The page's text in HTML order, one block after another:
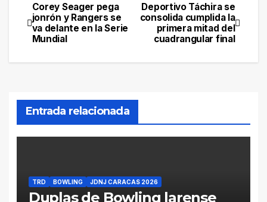
Navegación
de
entradas
Deportivo Táchira se
consolida cumplida la
primera mitad del
cuadrangular final
Corey Seager pega
jonrón y Rangers se
va delante en la Serie
Mundial
Entrada relacionada
TRD BOWLING JDNJ CARACAS 2026
Duplas de Bowling larense